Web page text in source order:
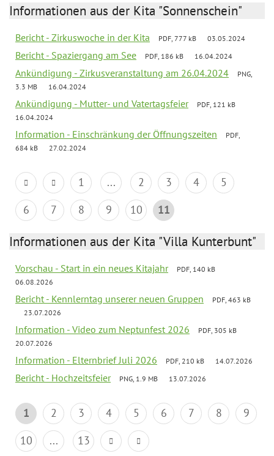
Informationen aus der Kita "Sonnenschein"
Bericht - Zirkuswoche in der Kita PDF, 777 kB 03.05.2024
Bericht - Spaziergang am See PDF, 186 kB 16.04.2024
Ankündigung - Zirkusveranstaltung am 26.04.2024
PNG,
3.3 MB
16.04.2024
Ankündigung - Mutter- und Vatertagsfeier
PDF, 121 kB
16.04.2024
Information - Einschränkung der Öffnungszeiten
PDF,
684 kB
27.02.2024
1 ... 2 3 4
5
6
7 8 9 10 11
Informationen aus der Kita "Villa Kunterbunt"
Vorschau - Start in ein neues Kitajahr
PDF, 140 kB
06.08.2026
Bericht - Kennlerntag unserer neuen Gruppen
PDF, 463 kB
23.07.2026
Information - Video zum Neptunfest 2026
PDF, 305 kB
20.07.2026
Information - Elternbrief Juli 2026 PDF, 210 kB 14.07.2026
Bericht - Hochzeitsfeier PNG, 1.9 MB 13.07.2026
1 2 3 4 5 6 7 8
9
10
... 13